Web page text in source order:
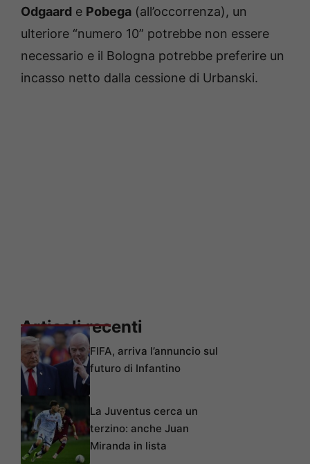
Odgaard e Pobega (all’occorrenza), un
ulteriore “numero 10” potrebbe non essere
necessario e il Bologna potrebbe preferire un
incasso netto dalla cessione di Urbanski.
Articoli recenti
FIFA, arriva l’annuncio sul
futuro di Infantino
La Juventus cerca un
terzino: anche Juan
Miranda in lista